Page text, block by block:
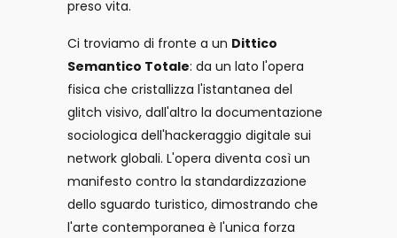
preso vita.
Ci troviamo di fronte a un Dittico
Semantico Totale: da un lato l'opera
fisica che cristallizza l'istantanea del
glitch visivo, dall'altro la documentazione
sociologica dell'hackeraggio digitale sui
network globali. L'opera diventa così un
manifesto contro la standardizzazione
dello sguardo turistico, dimostrando che
l'arte contemporanea è l'unica forza